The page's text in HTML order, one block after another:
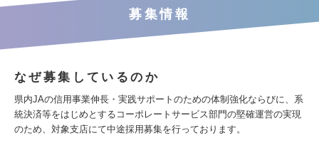
募集情報
なぜ募集しているのか
県内JAの信用事業伸長・実践サポートのための体制強化ならびに、系
統決済等をはじめとするコーポレートサービス部門の堅確運営の実現
のため、対象支店にて中途採用募集を行っております。